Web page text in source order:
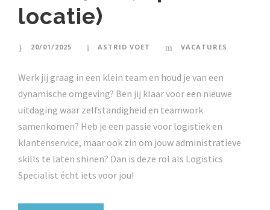
locatie)
20/01/2025 ASTRID VOET VACATURES
Werk jij graag in een klein team en houd je van een
dynamische omgeving? Ben jij klaar voor een nieuwe
uitdaging waar zelfstandigheid en teamwork
samenkomen? Heb je een passie voor logistiek en
klantenservice, maar ook zin om jouw administratieve
skills te laten shinen? Dan is deze rol als Logistics
Specialist écht iets voor jou!